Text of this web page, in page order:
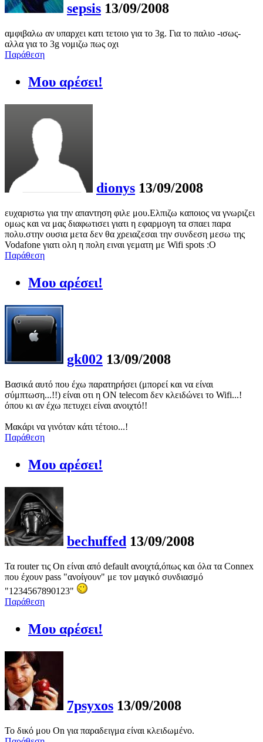
sepsis 13/09/2008
αμφιβαλω αν υπαρχει κατι τετοιο για το 3g. Για το παλιο -ισως-
αλλα για το 3g νομιζω πως οχι
Παράθεση
Μου αρέσει!
dionys 13/09/2008
ευχαριστω για την απαντηση φιλε μου.Ελπιζω καποιος να γνωριζει
ομως και να μας διαφωτισει γιατι η εφαρμογη τα σπαει παρα
πολυ.στην ουσια μετα δεν θα χρειαζεσαι την συνδεση μεσω της
Vodafone γιατι ολη η πολη ειναι γεματη με Wifi spots :Ο
Παράθεση
Μου αρέσει!
gk002 13/09/2008
Bασικά αυτό που έχω παρατηρήσει (μπορεί και να είναι
σύμπτωση...!!) είναι οτι η ΟΝ telecom δεν κλειδώνει το Wifi...!
όπου κι αν έχω πετυχει είναι ανοιχτό!!
Μακάρι να γινόταν κάτι τέτοιο...!
Παράθεση
Μου αρέσει!
bechuffed 13/09/2008
Τα router τις On είναι από default ανοιχτά,όπως και όλα τα Connex
που έχουν pass "ανοίγουν" με τον μαγικό συνδιασμό
"1234567890123"
Παράθεση
Μου αρέσει!
7psyxos 13/09/2008
Το δικό μου Οn για παραδειγμα είναι κλειδωμένο.